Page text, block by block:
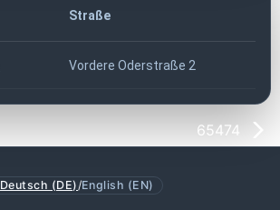
Straße
Vordere Oderstraße 2
65474
Deutsch (DE) /English (EN)